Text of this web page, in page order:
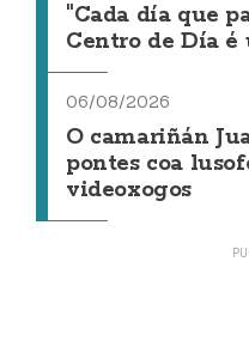
"Cada día que
Centro de Día é
06/08/2026
O camariñán
pontes coa
videoxogos